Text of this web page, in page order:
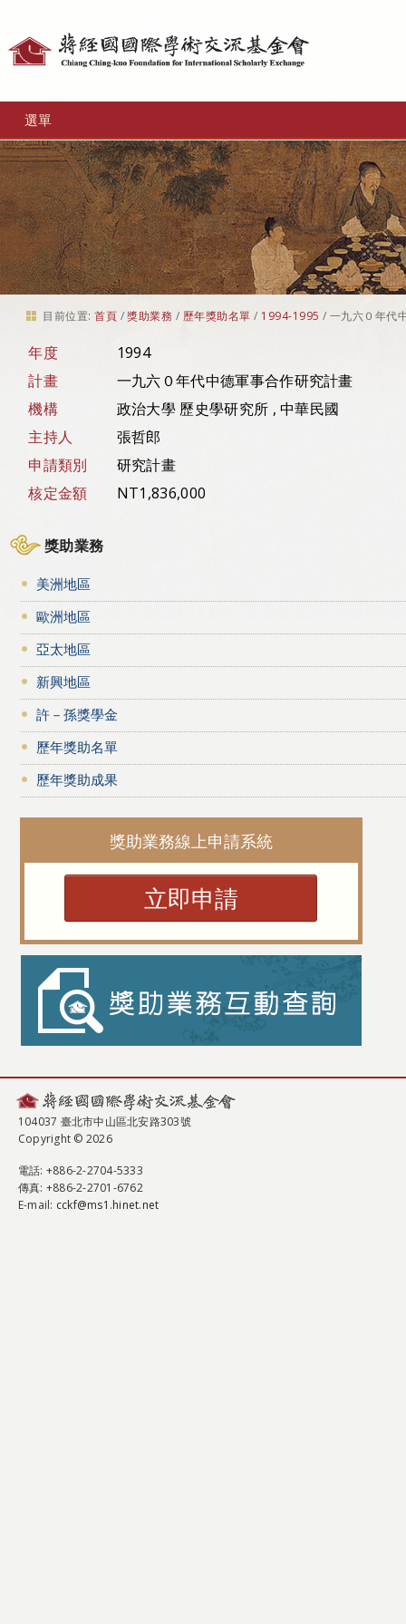
選單
目前位置: 首頁 /獎助業務 / 歷年獎助名單 / 1994-1995 / 一九六０年代
年度
1994
計畫
一九六０年代中德軍事合作研究計畫
機構
政治大學 歷史學研究所 , 中華民國
主持人
張哲郎
申請類別
研究計畫
核定金額
NT1,836,000
獎助業務
美洲地區
歐洲地區
亞太地區
新興地區
許－孫獎學金
歷年獎助名單
歷年獎助成果
獎助業務線上申請系統
立即申請
104037 臺北市中山區北安路303號
Copyright © 2026
電話: +886-2-2704-5333
傳真: +886-2-2701-6762
E-mail: cckf@ms1.hinet.net